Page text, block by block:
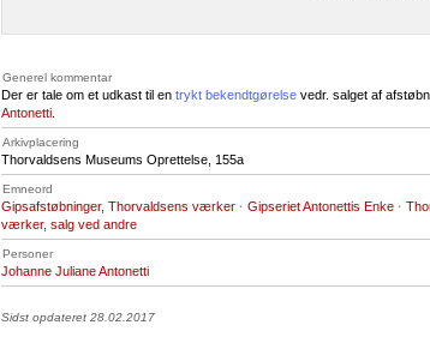
Generel kommentar
Der er tale om et udkast til en trykt bekendtgørelse vedr. salget af
Antonetti
Arkivplacering
Thorvaldsens Museums Oprettelse, 155a
Emneord
Gipsafstøbninger, Thorvaldsens værker · Gipseriet Antonettis Enke ·
værker, salg ved andre
Personer
Johanne Juliane Antonetti
Sidst opdateret 28.02.2017